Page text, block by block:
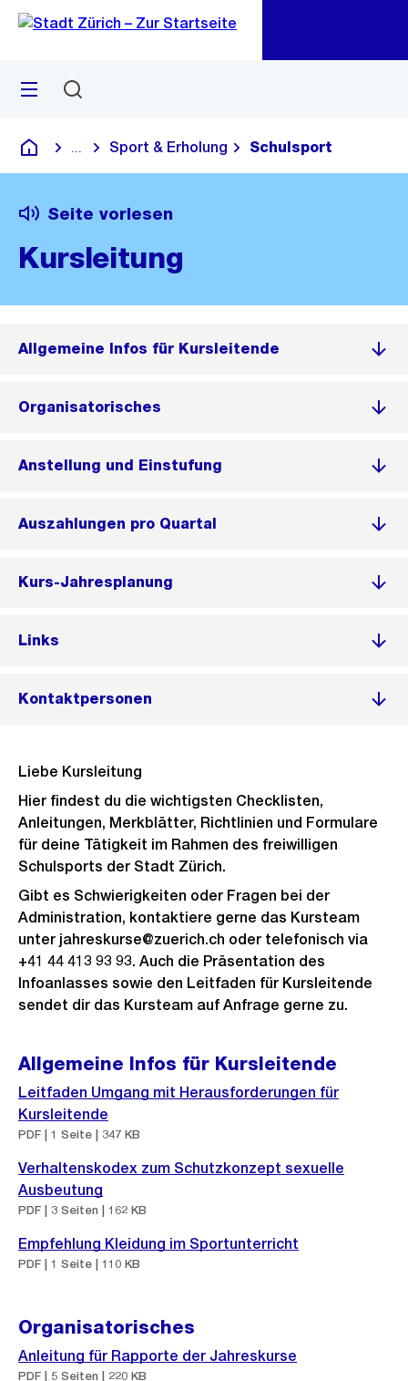
Navigation
Sprunglink
Menü
Deutsch
Blende alle Breadcrumbs ein
Sport & Erholung Schulsport
Seite vorlesen
Kursleitung
Allgemeine Infos für Kursleitende
Organisatorisches
Anstellung und Einstufung
Auszahlungen pro Quartal
Kurs-Jahresplanung
Links
Kontaktpersonen
Liebe Kursleitung
Hier findest du die wichtigsten Checklisten,
Anleitungen, Merkblätter, Richtlinien und Formulare
für deine Tätigkeit im Rahmen des freiwilligen
Schulsports der Stadt Zürich.
Gibt es Schwierigkeiten oder Fragen bei der
Administration, kontaktiere gerne das Kursteam
unter jahreskurse@zuerich.ch oder telefonisch via
+41 44 413 93 93. Auch die Präsentation des
Infoanlasses sowie den Leitfaden für Kursleitende
sendet dir das Kursteam auf Anfrage gerne zu.
Allgemeine Infos für Kursleitende
Leitfaden Umgang mit Herausforderungen für
Kursleitende
PDF | 1 Seite | 347 KB
Verhaltenskodex zum Schutzkonzept sexuelle
Ausbeutung
PDF | 3 Seiten | 162 KB
Empfehlung Kleidung im Sportunterricht
PDF | 1 Seite | 110 KB
Organisatorisches
Anleitung für Rapporte der Jahreskurse
PDF | 5 Seiten | 220 KB